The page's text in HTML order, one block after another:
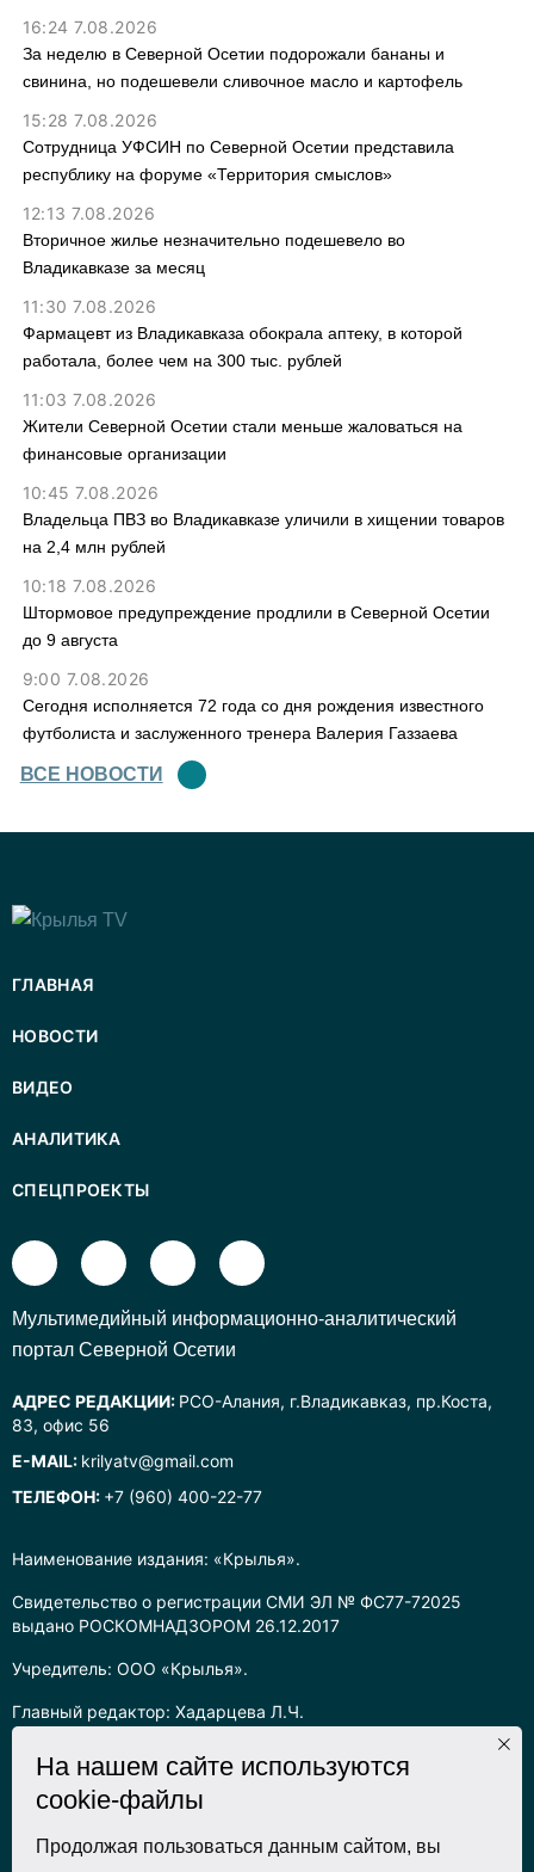
16:24 7.08.2026
За неделю в Северной Осетии подорожали бананы и
свинина, но подешевели сливочное масло и картофель
15:28 7.08.2026
Сотрудница УФСИН по Северной Осетии представила
республику на форуме «Территория смыслов»
12:13 7.08.2026
Вторичное жилье незначительно подешевело во
Владикавказе за месяц
11:30 7.08.2026
Фармацевт из Владикавказа обокрала аптеку, в которой
работала, более чем на 300 тыс. рублей
11:03 7.08.2026
Жители Северной Осетии стали меньше жаловаться на
финансовые организации
10:45 7.08.2026
Владельца ПВЗ во Владикавказе уличили в хищении товаров
на 2,4 млн рублей
10:18 7.08.2026
Штормовое предупреждение продлили в Северной Осетии
до 9 августа
9:00 7.08.2026
Сегодня исполняется 72 года со дня рождения известного
футболиста и заслуженного тренера Валерия Газзаева
ВСЕ НОВОСТИ
Наименование издания: «Крылья».
Свидетельство о регистрации СМИ ЭЛ № ФС77-72025
выдано РОСКОМНАДЗОРОМ 26.12.2017
Учредитель: ООО «Крылья».
Главный редактор: Хадарцева Л.Ч.
Информация на сайте предназначена для лиц старше 16 лет.
Все права на любые материалы, опубликованные на сайте,
защищены в соответствии с российским законодательством
об интеллектуальной собственности. Любое использование
ГЛАВНАЯ
НОВОСТИ
ВИДЕО
АНАЛИТИКА
СПЕЦПРОЕКТЫ
Mультимедийный информационно-аналитический
портал Северной Осетии
АДРЕС РЕДАКЦИИ: РСО-Алания, г.Владикавказ, пр.Коста,
83, офис 56
E-MAIL: krilyatv@gmail.com
ТЕЛЕФОН: +7 (960) 400-22-77
На нашем сайте используются
cookie-файлы
Продолжая пользоваться данным сайтом, вы